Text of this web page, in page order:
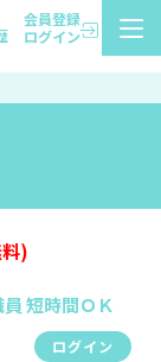
会員登録
ログイン
)
短時間ＯＫ
ログイン